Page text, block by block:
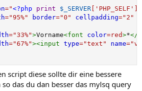
="<?php print $_SERVER 'PHP_SELF'
="95%" border="0 " cellpadding=" 2 "
="33%">Vorname<font color=red>*</
="67%"><input type="text " name="
script diese sollte dir eine bessere
das du dan besser das mylsq query